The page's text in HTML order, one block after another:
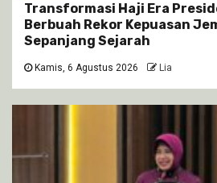
Transformasi Haji Era
Berbuah Rekor Kepuasan
Sepanjang Sejarah
Kamis, 6 Agustus 2026 Lia